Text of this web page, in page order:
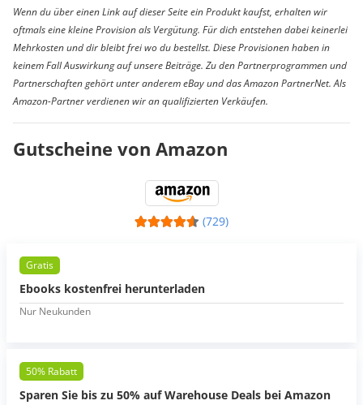
Wenn du über einen Link auf dieser Seite ein Produkt kaufst, erhalten wir
oftmals eine kleine Provision als Vergütung. Für dich entstehen dabei keinerlei
Mehrkosten und dir bleibt frei wo du bestellst. Diese Provisionen haben in
keinem Fall Auswirkung auf unsere Beiträge. Zu den Partnerprogrammen und
Partnerschaften gehört unter anderem eBay und das Amazon PartnerNet. Als
Amazon-Partner verdienen wir an qualifizierten Verkäufen.
Gutscheine von Amazon
(729)
Gratis
Ebooks kostenfrei herunterladen
Nur Neukunden
50% Rabatt
Sparen Sie bis zu 50% auf Warehouse Deals bei Amazon